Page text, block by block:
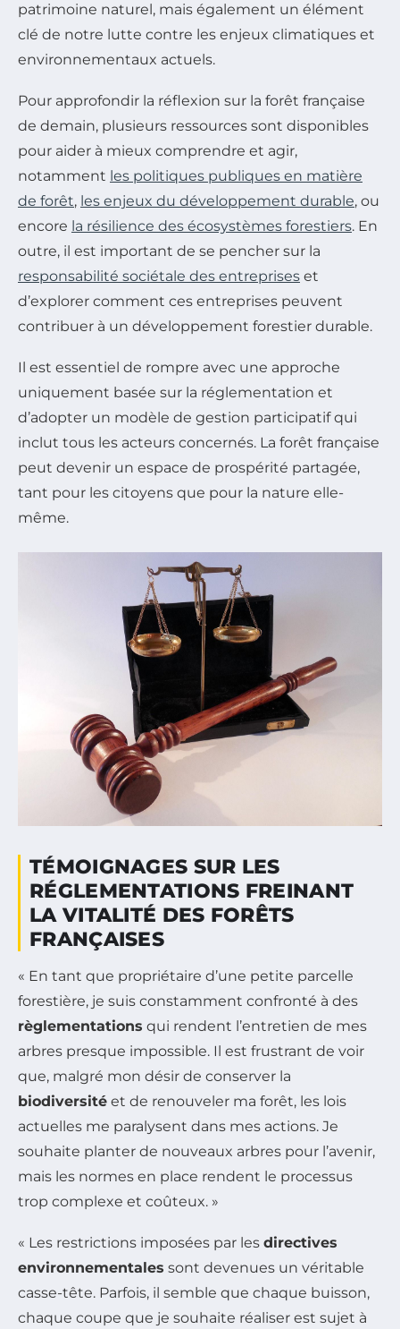
patrimoine naturel, mais également un élément
clé de notre lutte contre les enjeux climatiques et
environnementaux actuels.
Pour approfondir la réflexion sur la forêt française
de demain, plusieurs ressources sont disponibles
pour aider à mieux comprendre et agir,
notamment les politiques publiques en matière
de forêt, les enjeux du développement durable, ou
encore la résilience des écosystèmes forestiers. En
outre, il est important de se pencher sur la
responsabilité sociétale des entreprises et
d’explorer comment ces entreprises peuvent
contribuer à un développement forestier durable.
Il est essentiel de rompre avec une approche
uniquement basée sur la réglementation et
d’adopter un modèle de gestion participatif qui
inclut tous les acteurs concernés. La forêt française
peut devenir un espace de prospérité partagée,
tant pour les citoyens que pour la nature elle-
même.
TÉMOIGNAGES SUR LES
RÉGLEMENTATIONS FREINANT
LA VITALITÉ DES FORÊTS
FRANÇAISES
« En tant que propriétaire d’une petite parcelle
forestière, je suis constamment confronté à des
règlementations qui rendent l’entretien de mes
arbres presque impossible. Il est frustrant de voir
que, malgré mon désir de conserver la
biodiversité et de renouveler ma forêt, les lois
actuelles me paralysent dans mes actions. Je
souhaite planter de nouveaux arbres pour l’avenir,
mais les normes en place rendent le processus
trop complexe et coûteux. »
« Les restrictions imposées par les directives
environnementales sont devenues un véritable
casse-tête. Parfois, il semble que chaque buisson,
chaque coupe que je souhaite réaliser est sujet à